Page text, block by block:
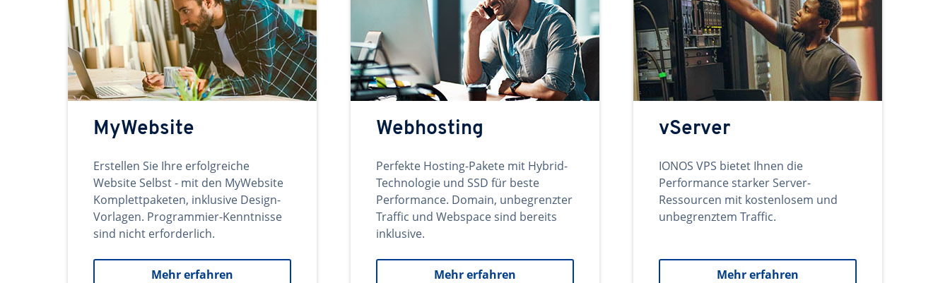
MyWebsite
Erstellen Sie Ihre erfolgreiche
Website Selbst - mit den MyWebsite
Komplettpaketen, inklusive Design-
Vorlagen. Programmier-Kenntnisse
sind nicht erforderlich.
Mehr erfahren
Webhosting
Perfekte Hosting-Pakete mit Hybrid-
Technologie und SSD für beste
Performance. Domain, unbegrenzter
Traffic und Webspace sind bereits
inklusive.
Mehr erfahren
vServer
IONOS VPS bietet Ihnen die
Performance starker Server-
Ressourcen mit kostenlosem und
unbegrenztem Traffic.
Mehr erfahren